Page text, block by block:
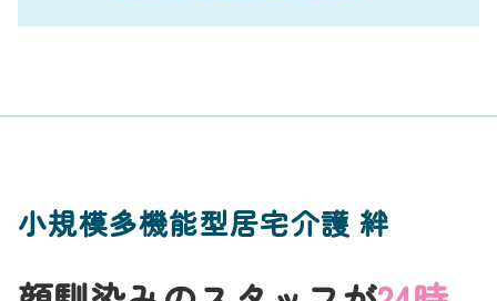
小規模多機能型居宅介護 絆